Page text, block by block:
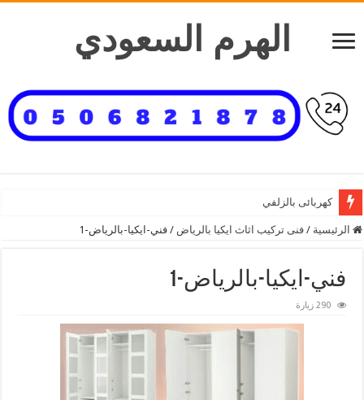
الهرم السعودي
كهربائى بالزلفي
الرئيسية / فنى تركيب اثاث ايكيا بالرياض / فني-ايكيا-بالرياض-1
فني-ايكيا-بالرياض-1
290 زيارة